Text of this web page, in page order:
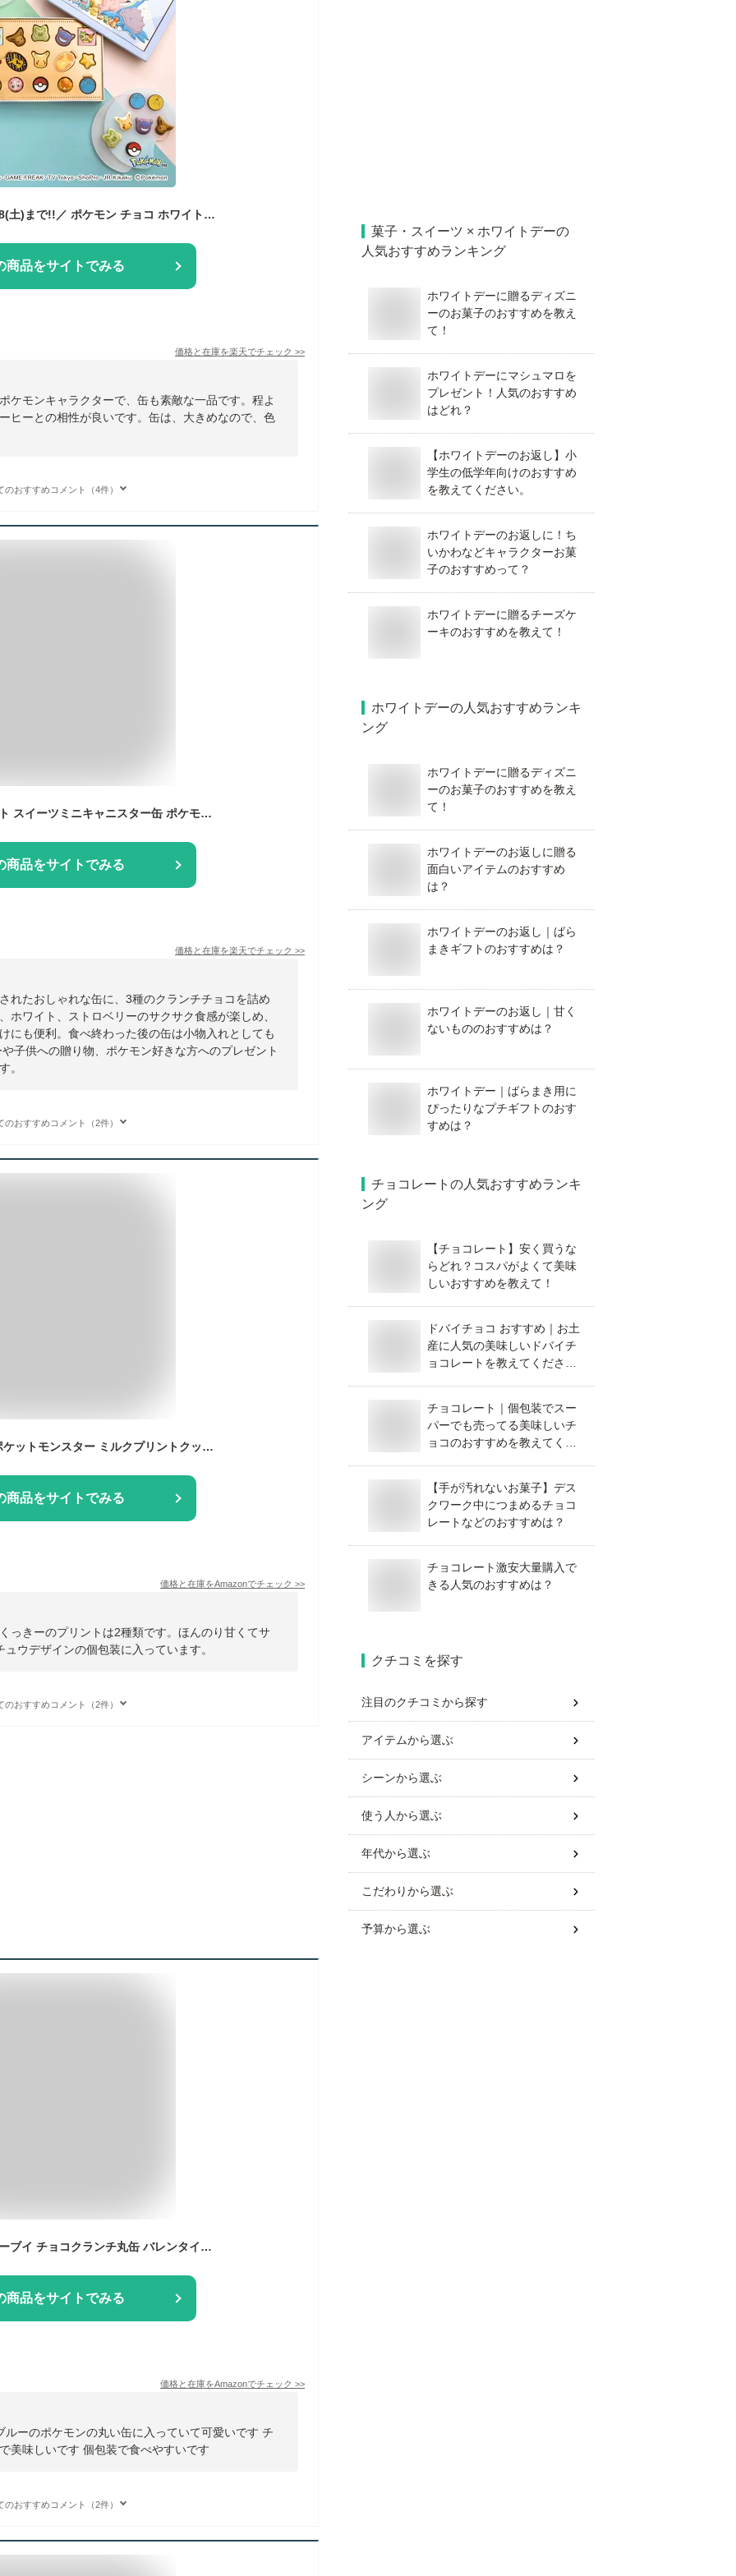
＼ポイント20倍★2/28(土)まで!!／ ポケモン チョコ ホワイトデー お返し 2026 チョコレート 松風屋 【PV-3】 お菓子 ギフト 贈り物 プレゼント ピカチュウ ニャオハ イーブイ ゲンガー コダック カビゴン プリン パモ チョコセットL（ポケモン）【VT】
商品をサイトでみる
価格と在庫を楽天でチェック >>
ケモンキャラクターで、缶も素敵な一品です。程よ
ヒーとの相性が良いです。缶は、大きめなので、色
のおすすめコメント（4件）
ポケモン チョコ ギフト スイーツミニキャニスター缶 ポケモン PV-6 人気 詰め合わせ お菓子 おしゃれ かわいい ブランド 個包装 小分け ピカチュウ クランチ 缶 チョコ缶 おもしろ チョコ 職場 会社 贈り物 お礼 子供 ホワイトデー お返し 2026
商品をサイトでみる
価格と在庫を楽天でチェック >>
れたおしゃれな缶に、3種のクランチチョコを詰め
ホワイト、ストロベリーのサクサク食感が楽しめ、
にも便利。食べ終わった後の缶は小物入れとしても
子供への贈り物、ポケモン好きな方へのプレゼント
。
のおすすめコメント（2件）
長登屋（ナガトヤ）ポケットモンスター ミルクプリントクッキー12枚入り Pokémon
商品をサイトでみる
価格と在庫をAmazonでチェック >>
っきーのプリントは2種類です。ほんのり甘くてサ
ウデザインの個包装に入っています。
のおすすめコメント（2件）
ナガトヤ ポケモン イーブイ チョコクランチ丸缶 バレンタイン ホワイトデー ギフト チョコレート
商品をサイトでみる
価格と在庫をAmazonでチェック >>
ーのポケモンの丸い缶に入っていて可愛いです チ
美味しいです 個包装で食べやすいです
のおすすめコメント（2件）
菓子・スイーツ × ホワイトデーの
人気おすすめランキング
ホワイトデーに贈るディズニ
ーのお菓子のおすすめを教え
て！
ホワイトデーにマシュマロを
プレゼント！人気のおすすめ
はどれ？
【ホワイトデーのお返し】小
学生の低学年向けのおすすめ
を教えてください。
ホワイトデーのお返しに！ち
いかわなどキャラクターお菓
子のおすすめって？
ホワイトデーに贈るチーズケ
ーキのおすすめを教えて！
ホワイトデーの人気おすすめランキ
ング
ホワイトデーに贈るディズニ
ーのお菓子のおすすめを教え
て！
ホワイトデーのお返しに贈る
面白いアイテムのおすすめ
は？
ホワイトデーのお返し｜ばら
まきギフトのおすすめは？
ホワイトデーのお返し｜甘く
ないもののおすすめは？
ホワイトデー｜ばらまき用に
ぴったりなプチギフトのおす
すめは？
チョコレート の人気おすすめランキ
ング
【チョコレート】安く買うな
らどれ？コスパがよくて美味
しいおすすめを教えて！
ドバイチョコ おすすめ｜お土
産に人気の美味しいドバイチ
ョコレートを教えてくださ
チョコレート｜個包装でスー
パーでも売ってる美味しいチ
ョコのおすすめを教えてくだ
【手が汚れないお菓子】デス
クワーク中につまめるチョコ
レートなどのおすすめは？
チョコレート激安大量購入で
きる人気のおすすめは？
クチコミを探す
注目のクチコミから探す
アイテムから選ぶ
シーンから選ぶ
使う人から選ぶ
年代から選ぶ
こだわりから選ぶ
予算から選ぶ